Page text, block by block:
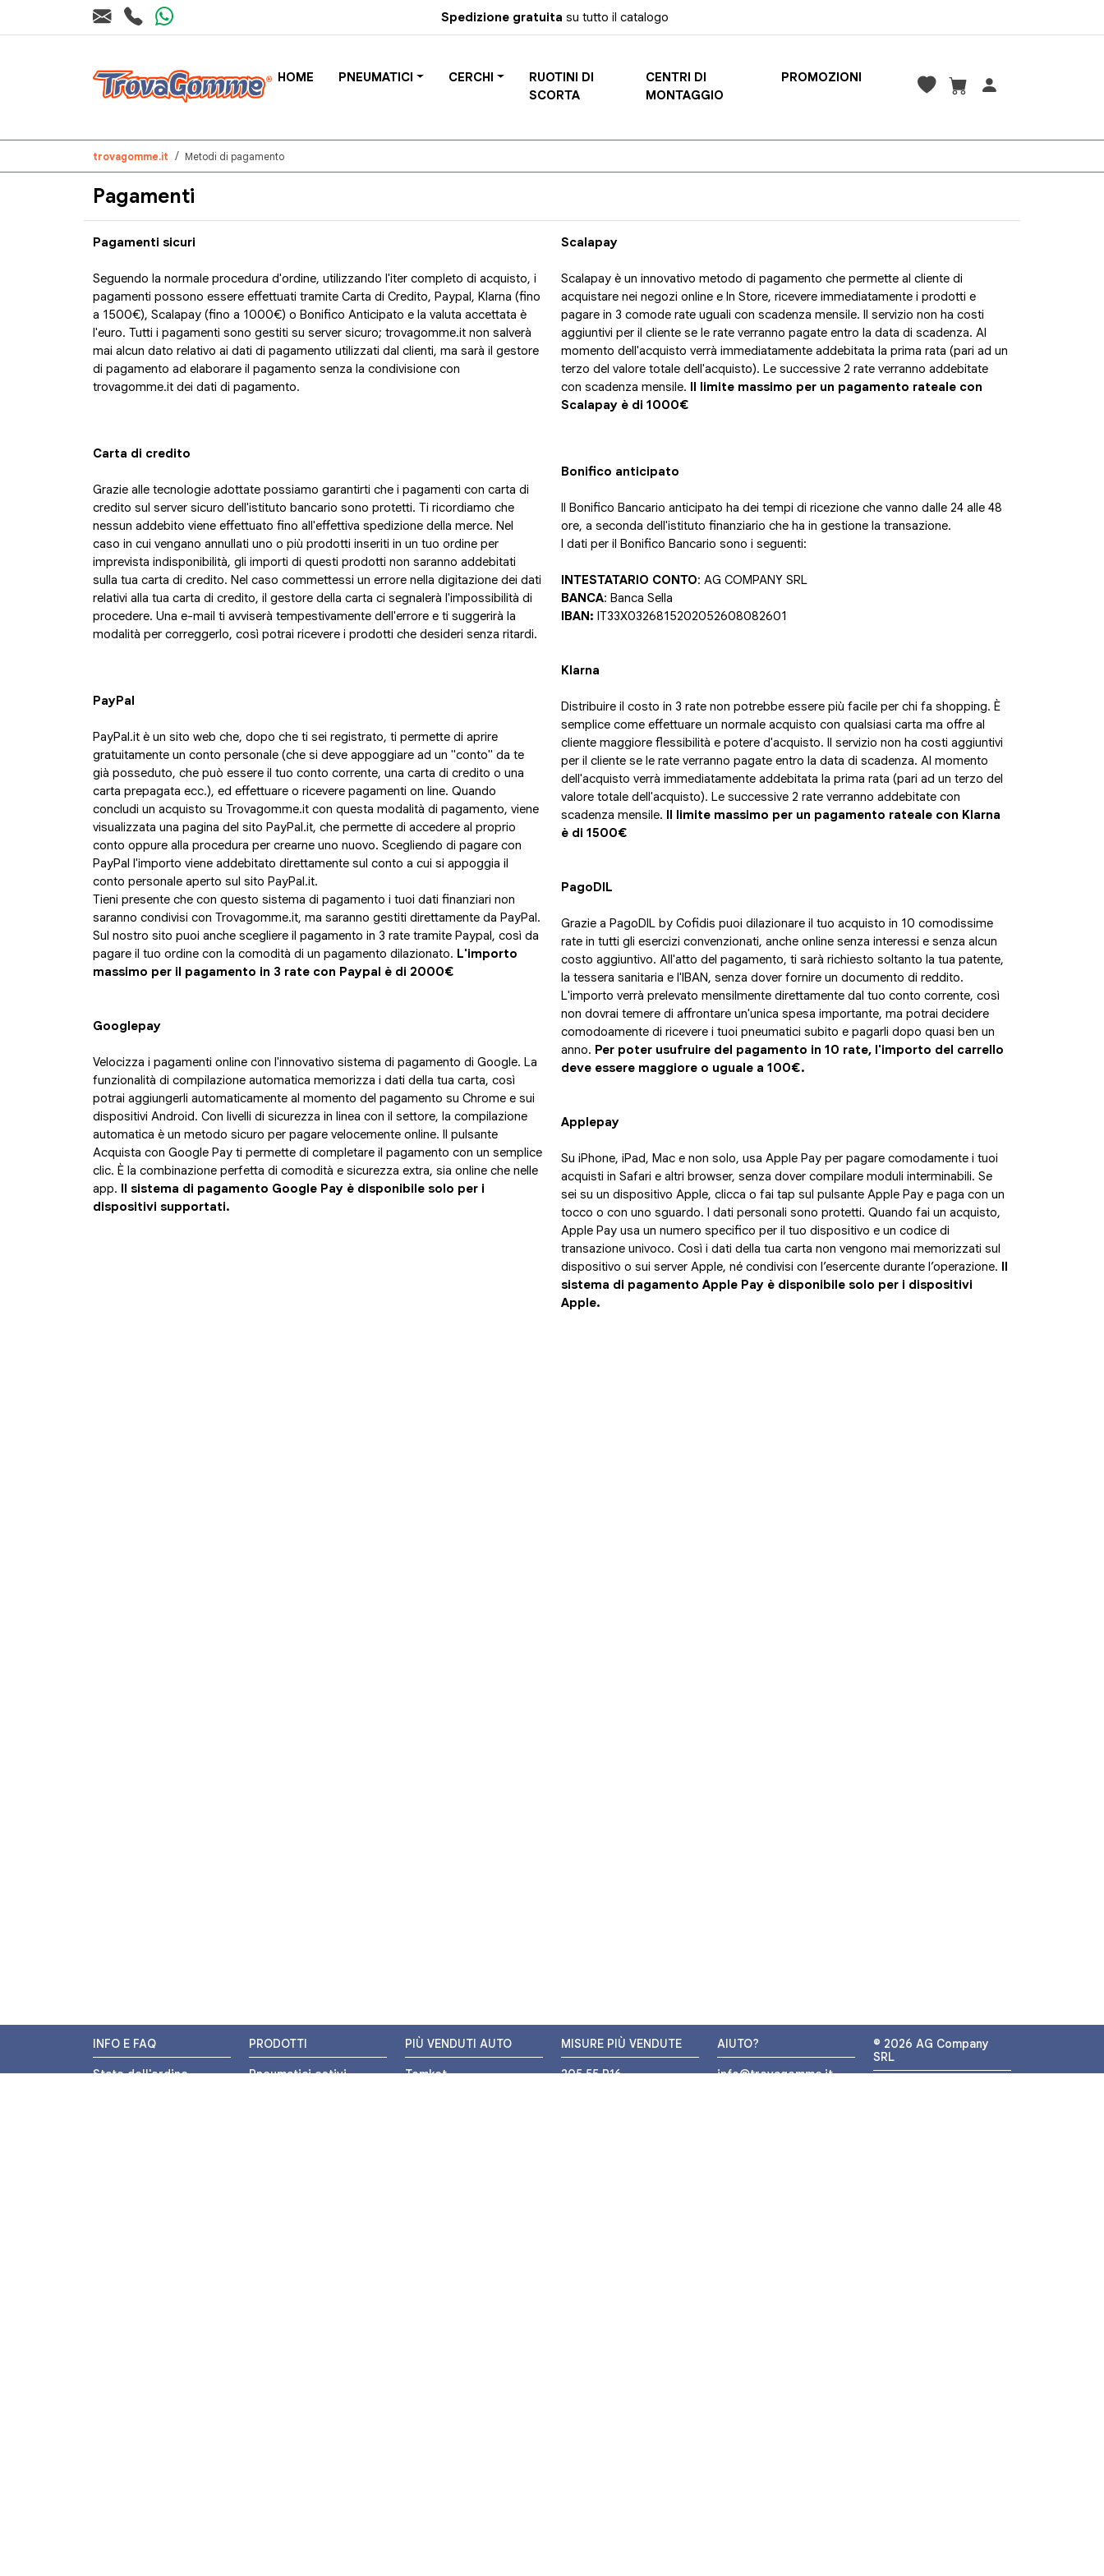
Spedizione gratuita su tutto il catalogo
HOME PNEUMATICI CERCHI
RUOTINI DI
SCORTA
CENTRI DI
MONTAGGIO
PROMOZIONI
trovagomme.it Metodi di pagamento
Pagamenti
Pagamenti sicuri
Seguendo la normale procedura d'ordine, utilizzando l'iter completo di acquisto, i
pagamenti possono essere effettuati tramite Carta di Credito, Paypal, Klarna (fino
a 1500€), Scalapay (fino a 1000€) o Bonifico Anticipato e la valuta accettata è
l'euro. Tutti i pagamenti sono gestiti su server sicuro; trovagomme.it non salverà
mai alcun dato relativo ai dati di pagamento utilizzati dal clienti, ma sarà il gestore
di pagamento ad elaborare il pagamento senza la condivisione con
trovagomme.it dei dati di pagamento.
Carta di credito
Grazie alle tecnologie adottate possiamo garantirti che i pagamenti con carta di
credito sul server sicuro dell'istituto bancario sono protetti. Ti ricordiamo che
nessun addebito viene effettuato fino all'effettiva spedizione della merce. Nel
caso in cui vengano annullati uno o più prodotti inseriti in un tuo ordine per
imprevista indisponibilità, gli importi di questi prodotti non saranno addebitati
sulla tua carta di credito. Nel caso commettessi un errore nella digitazione dei dati
relativi alla tua carta di credito, il gestore della carta ci segnalerà l'impossibilità di
procedere. Una e-mail ti avviserà tempestivamente dell'errore e ti suggerirà la
modalità per correggerlo, così potrai ricevere i prodotti che desideri senza ritardi.
PayPal
PayPal.it è un sito web che, dopo che ti sei registrato, ti permette di aprire
gratuitamente un conto personale (che si deve appoggiare ad un "conto" da te
già posseduto, che può essere il tuo conto corrente, una carta di credito o una
carta prepagata ecc.), ed effettuare o ricevere pagamenti on line. Quando
concludi un acquisto su Trovagomme.it con questa modalità di pagamento, viene
visualizzata una pagina del sito PayPal.it, che permette di accedere al proprio
conto oppure alla procedura per crearne uno nuovo. Scegliendo di pagare con
PayPal l'importo viene addebitato direttamente sul conto a cui si appoggia il
conto personale aperto sul sito PayPal.it.
Tieni presente che con questo sistema di pagamento i tuoi dati finanziari non
saranno condivisi con Trovagomme.it, ma saranno gestiti direttamente da PayPal.
Sul nostro sito puoi anche scegliere il pagamento in 3 rate tramite Paypal, così da
pagare il tuo ordine con la comodità di un pagamento dilazionato. L'importo
massimo per il pagamento in 3 rate con Paypal è di 2000€
Googlepay
Velocizza i pagamenti online con l'innovativo sistema di pagamento di Google. La
funzionalità di compilazione automatica memorizza i dati della tua carta, così
potrai aggiungerli automaticamente al momento del pagamento su Chrome e sui
dispositivi Android. Con livelli di sicurezza in linea con il settore, la compilazione
automatica è un metodo sicuro per pagare velocemente online. Il pulsante
Acquista con Google Pay ti permette di completare il pagamento con un semplice
clic. È la combinazione perfetta di comodità e sicurezza extra, sia online che nelle
app. Il sistema di pagamento Google Pay è disponibile solo per i
dispositivi supportati.
Scalapay
Scalapay è un innovativo metodo di pagamento che permette al cliente di
acquistare nei negozi online e In Store, ricevere immediatamente i prodotti e
pagare in 3 comode rate uguali con scadenza mensile. Il servizio non ha costi
aggiuntivi per il cliente se le rate verranno pagate entro la data di scadenza. Al
momento dell'acquisto verrà immediatamente addebitata la prima rata (pari ad un
terzo del valore totale dell'acquisto). Le successive 2 rate verranno addebitate
con scadenza mensile. Il limite massimo per un pagamento rateale con
Scalapay è di 1000€
Bonifico anticipato
Il Bonifico Bancario anticipato ha dei tempi di ricezione che vanno dalle 24 alle 48
ore, a seconda dell'istituto finanziario che ha in gestione la transazione.
I dati per il Bonifico Bancario sono i seguenti:
INTESTATARIO CONTO: AG COMPANY SRL
BANCA: Banca Sella
IBAN: IT33X0326815202052608082601
Klarna
Distribuire il costo in 3 rate non potrebbe essere più facile per chi fa shopping. È
semplice come effettuare un normale acquisto con qualsiasi carta ma offre al
cliente maggiore flessibilità e potere d'acquisto. Il servizio non ha costi aggiuntivi
per il cliente se le rate verranno pagate entro la data di scadenza. Al momento
dell'acquisto verrà immediatamente addebitata la prima rata (pari ad un terzo del
valore totale dell'acquisto). Le successive 2 rate verranno addebitate con
scadenza mensile. Il limite massimo per un pagamento rateale con Klarna
è di 1500€
PagoDIL
Grazie a PagoDIL by Cofidis puoi dilazionare il tuo acquisto in 10 comodissime
rate in tutti gli esercizi convenzionati, anche online senza interessi e senza alcun
costo aggiuntivo. All'atto del pagamento, ti sarà richiesto soltanto la tua patente,
la tessera sanitaria e l'IBAN, senza dover fornire un documento di reddito.
L'importo verrà prelevato mensilmente direttamente dal tuo conto corrente, così
non dovrai temere di affrontare un'unica spesa importante, ma potrai decidere
comodoamente di ricevere i tuoi pneumatici subito e pagarli dopo quasi ben un
anno. Per poter usufruire del pagamento in 10 rate, l'importo del carrello
deve essere maggiore o uguale a 100€.
Applepay
Su iPhone, iPad, Mac e non solo, usa Apple Pay per pagare comodamente i tuoi
acquisti in Safari e altri browser, senza dover compilare moduli interminabili. Se
sei su un dispositivo Apple, clicca o fai tap sul pulsante Apple Pay e paga con un
tocco o con uno sguardo. I dati personali sono protetti. Quando fai un acquisto,
Apple Pay usa un numero specifico per il tuo dispositivo e un codice di
transazione univoco. Così i dati della tua carta non vengono mai memorizzati sul
dispositivo o sui server Apple, né condivisi con l’esercente durante l’operazione. Il
sistema di pagamento Apple Pay è disponibile solo per i dispositivi
Apple.
INFO E FAQ
Stato dell'ordine
PRODOTTI
Pneumatici estivi
PIÙ VENDUTI AUTO
Tomket
MISURE PIÙ VENDUTE
205 55 R16
AIUTO?
info@trovagomme.it
© 2026 AG Company
SRL